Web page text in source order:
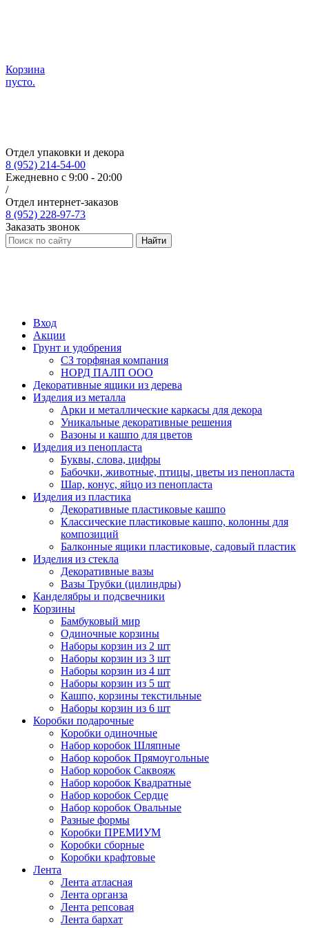
Корзина
пусто.
Отдел упаковки и декора
8 (952) 214-54-00
Ежедневно с 9:00 - 20:00
/
Отдел интернет-заказов
8 (952) 228-97-73
Заказать звонок
Найти
Вход
Акции
Грунт и удобрения
СЗ торфяная компания
НОРД ПАЛП ООО
Декоративные ящики из дерева
Изделия из металла
Арки и металлические каркасы для декора
Уникальные декоративные решения
Вазоны и кашпо для цветов
Изделия из пенопласта
Буквы, слова, цифры
Бабочки, животные, птицы, цветы из пенопласта
Шар, конус, яйцо из пенопласта
Изделия из пластика
Декоративные пластиковые кашпо
Классические пластиковые кашпо, колонны для
композиций
Балконные ящики пластиковые, садовый пластик
Изделия из стекла
Декоративные вазы
Вазы Трубки (цилиндры)
Канделябры и подсвечники
Корзины
Бамбуковый мир
Одиночные корзины
Наборы корзин из 2 шт
Наборы корзин из 3 шт
Наборы корзин из 4 шт
Наборы корзин из 5 шт
Кашпо, корзины текстильные
Наборы корзин из 6 шт
Коробки подарочные
Коробки одиночные
Набор коробок Шляпные
Набор коробок Прямоугольные
Набор коробок Саквояж
Набор коробок Квадратные
Набор коробок Сердце
Набор коробок Овальные
Разные формы
Коробки ПРЕМИУМ
Коробки сборные
Коробки крафтовые
Лента
Лента атласная
Лента органза
Лента репсовая
Лента бархат